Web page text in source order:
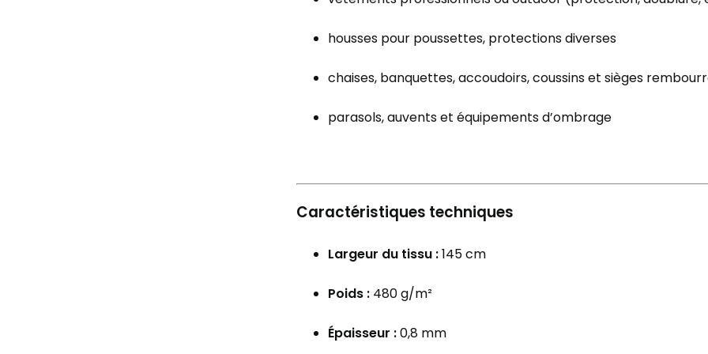
housses pour poussettes, protections diverses
chaises, banquettes, accoudoirs, coussins et sièges
parasols, auvents et équipements d’ombrage
Caractéristiques techniques
Largeur du tissu :145 cm
Poids : 480 g/m²
Épaisseur :0,8 mm